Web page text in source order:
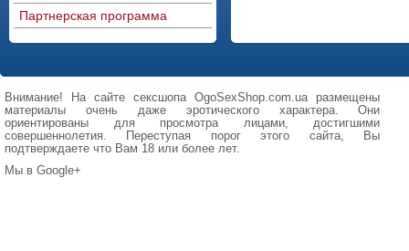
Партнерская программа
Внимание! На сайте сексшопа OgoSexShop.com.ua размещены
материалы очень даже эротического характера. Они
ориентированы для просмотра лицами, достигшими
совершеннолетия. Переступая порог этого сайта, Вы
подтверждаете что Вам 18 или более лет.
Мы в Google+